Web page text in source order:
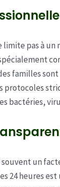
pas à
familles
bactéries,
un
24 heures